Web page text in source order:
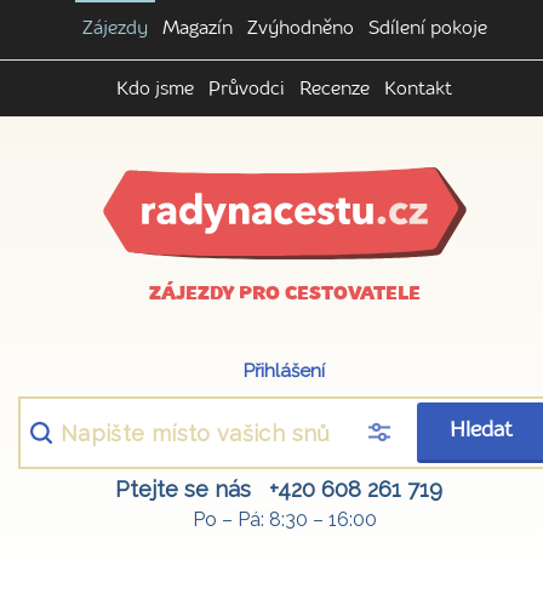
Zájezdy Magazín Zvýhodněno Sdílení pokoje
Kdo jsme Průvodci Recenze Kontakt
ZÁJEZDY PRO CESTOVATELE
Přihlášení
Hledat
Ptejte se nás +420 608 261 719
Po – Pá: 8:30 – 16:00